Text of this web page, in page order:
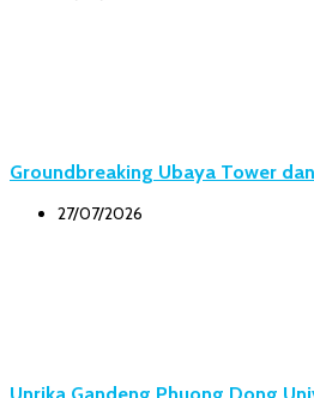
Groundbreaking Ubaya Tower
27/07/2026
Unrika Gandeng Phuong Dong